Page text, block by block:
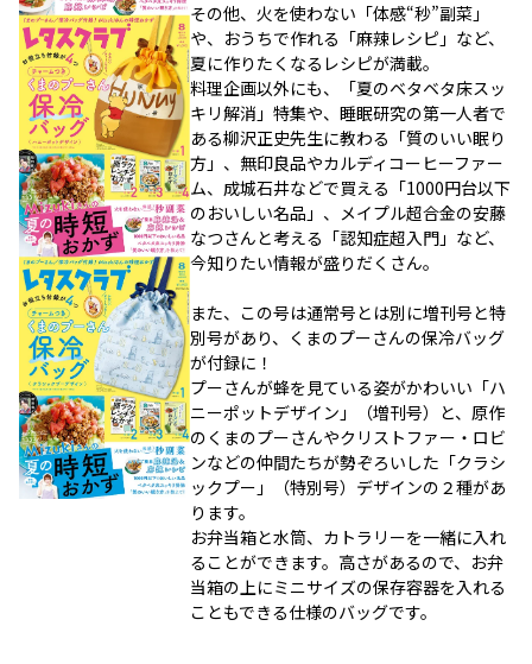
その他、火を使わない「体感“秒”副菜」
や、おうちで作れる「麻辣レシピ」など、
夏に作りたくなるレシピが満載。
料理企画以外にも、「夏のベタベタ床スッ
キリ解消」特集や、睡眠研究の第一人者で
ある柳沢正史先生に教わる「質のいい眠り
方」、無印良品やカルディコーヒーファー
ム、成城石井などで買える「1000円台以下
のおいしい名品」、メイプル超合金の安藤
なつさんと考える「認知症超入門」など、
今知りたい情報が盛りだくさん。
また、この号は通常号とは別に増刊号と特
別号があり、くまのプーさんの保冷バッグ
が付録に！
プーさんが蜂を見ている姿がかわいい「ハ
ニーポットデザイン」（増刊号）と、原作
のくまのプーさんやクリストファー・ロビ
ンなどの仲間たちが勢ぞろいした「クラシ
ックプー」（特別号）デザインの２種があ
ります。
お弁当箱と水筒、カトラリーを一緒に入れ
ることができます。高さがあるので、お弁
当箱の上にミニサイズの保存容器を入れる
こともできる仕様のバッグです。